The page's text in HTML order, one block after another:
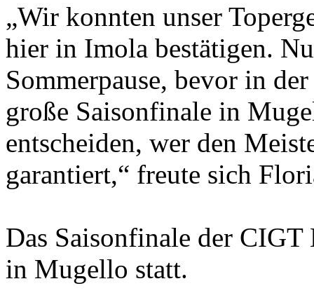
„Wir konnten unser
hier in Imola bestätigen.
Sommerpause, bevor in
große Saisonfinale in
entscheiden, wer den
garantiert,“ freute sich
Das Saisonfinale der
in Mugello statt.